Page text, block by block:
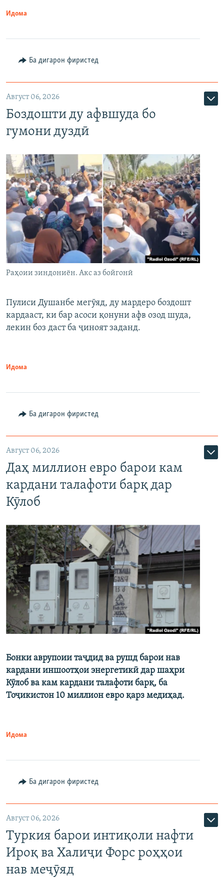
Идома
Ба дигарон фиристед
Август 06, 2026
Боздошти ду афвшуда бо
гумони дуздӣ
Раҳоии зиндониён. Акс аз бойгонӣ
Пулиси Душанбе мегӯяд, ду мардеро боздошт
кардааст, ки бар асоси қонуни афв озод шуда,
лекин боз даст ба ҷиноят заданд.
Идома
Ба дигарон фиристед
Август 06, 2026
Даҳ миллион евро барои кам
кардани талафоти барқ дар
Кӯлоб
Бонки аврупоии таҷдид ва рушд барои нав
кардани иншоотҳои энергетикӣ дар шаҳри
Кӯлоб ва кам кардани талафоти барқ, ба
Тоҷикистон 10 миллион евро қарз медиҳад.
Идома
Ба дигарон фиристед
Август 06, 2026
Туркия барои интиқоли нафти
Ироқ ва Халиҷи Форс роҳҳои
нав меҷӯяд